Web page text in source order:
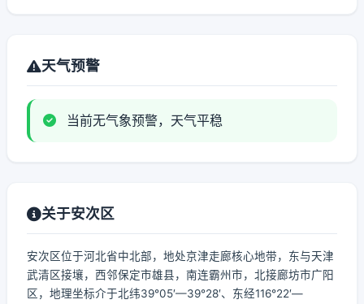
天气预警
当前无气象预警，天气平稳
关于安次区
安次区位于河北省中北部，地处京津走廊核心地带，东与天津
武清区接壤，西邻保定市雄县，南连霸州市，北接廊坊市广阳
区，地理坐标介于北纬39°05′—39°28′、东经116°22′—